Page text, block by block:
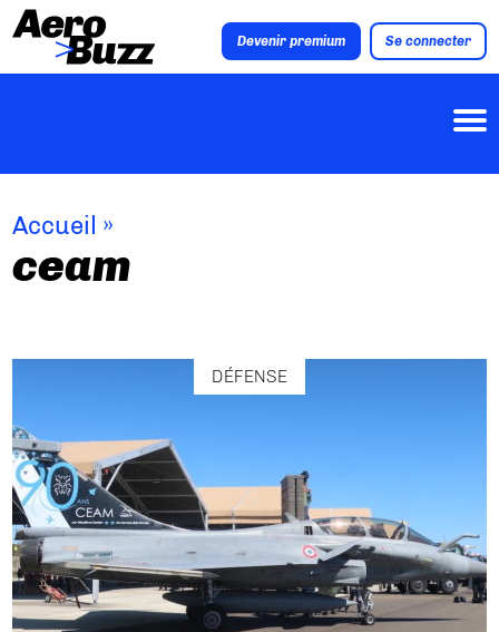
Devenir premium Se connecter
Accueil »
ceam
DÉFENSE